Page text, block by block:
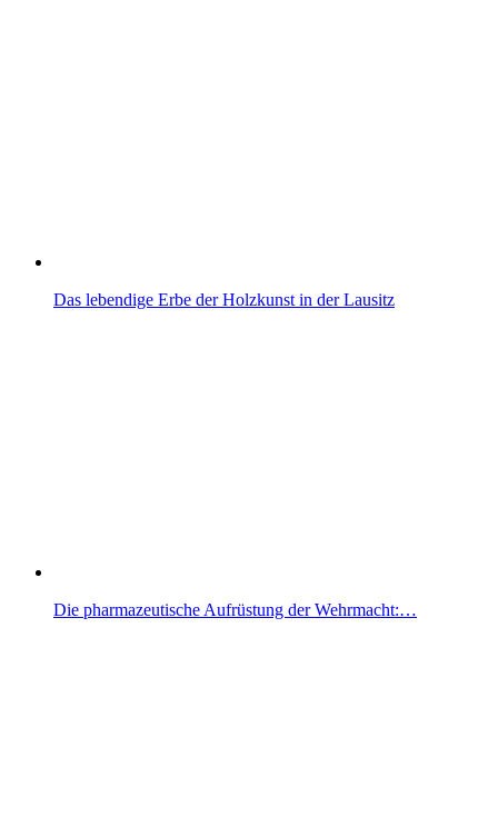
Das lebendige Erbe der Holzkunst in der Lausitz
Die pharmazeutische Aufrüstung der Wehrmacht:…